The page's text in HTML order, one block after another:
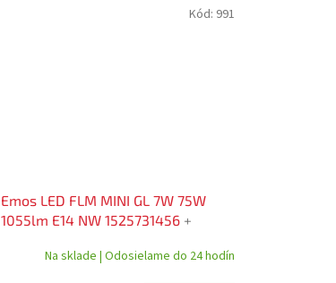
Emos LED FLM MINI GL 7W 75W
1055lm E14 NW 1525731456 +
transmitter FM v hodnote 20€
Na sklade | Odosielame do 24 hodín
Kód: 991